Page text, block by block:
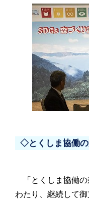
◇とくしま協働
「とくしま協働の
わたり、継続して